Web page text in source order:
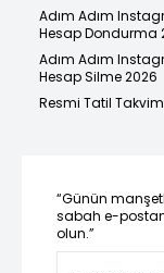
Adım Adım
Hesap Dondurma
Adım Adım
Hesap Silme 2026
Resmi Tatil
“Günün
sabah e-
olun.”